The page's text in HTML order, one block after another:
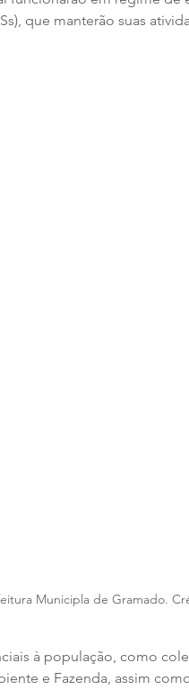
que manterão suas
Municipla de Gramado.
à população, como
e Fazenda, assim